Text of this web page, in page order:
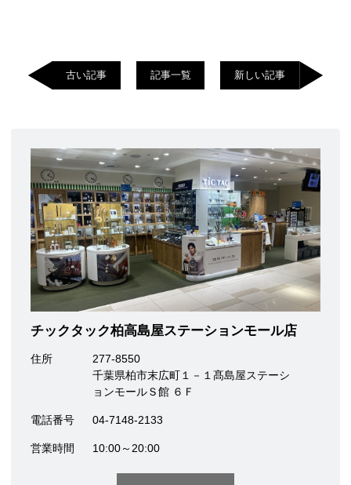
古い記事 記事一覧 新しい記事
チックタック柏高島屋ステーションモール店
住所
277-8550
千葉県柏市末広町１－１髙島屋ステーシ
ョンモールＳ館 ６Ｆ
電話番号 04-7148-2133
営業時間 10:00～20:00